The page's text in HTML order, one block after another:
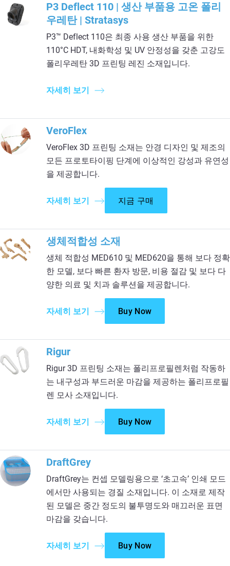
P3 Deflect 110 | 생산 부품용 고온 폴리
우레탄 | Stratasys
P3™ Deflect 110은 최종 사용 생산 부품을 위한
110°C HDT, 내화학성 및 UV 안정성을 갖춘 고강도
폴리우레탄 3D 프린팅 레진 소재입니다.
자세히 보기
VeroFlex
VeroFlex 3D 프린팅 소재는 안경 디자인 및 제조의
모든 프로토타이핑 단계에 이상적인 강성과 유연성
을 제공합니다.
자세히 보기 지금 구매
생체적합성 소재
생체 적합성 MED610 및 MED620을 통해 보다 정확
한 모델, 보다 빠른 환자 방문, 비용 절감 및 보다 다
양한 의료 및 치과 솔루션을 제공합니다.
자세히 보기 Buy Now
Rigur
Rigur 3D 프린팅 소재는 폴리프로필렌처럼 작동하
는 내구성과 부드러운 마감을 제공하는 폴리프로필
렌 모사 소재입니다.
자세히 보기 Buy Now
DraftGrey
DraftGrey는 컨셉 모델링용으로 ‘초고속’ 인쇄 모드
에서만 사용되는 경질 소재입니다. 이 소재로 제작
된 모델은 중간 정도의 불투명도와 매끄러운 표면
마감을 갖습니다.
자세히 보기 Buy Now